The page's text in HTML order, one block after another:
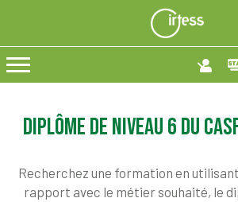
Diplôme de niveau 6 du
Recherchez une formation en
rapport avec le métier souhaité, le